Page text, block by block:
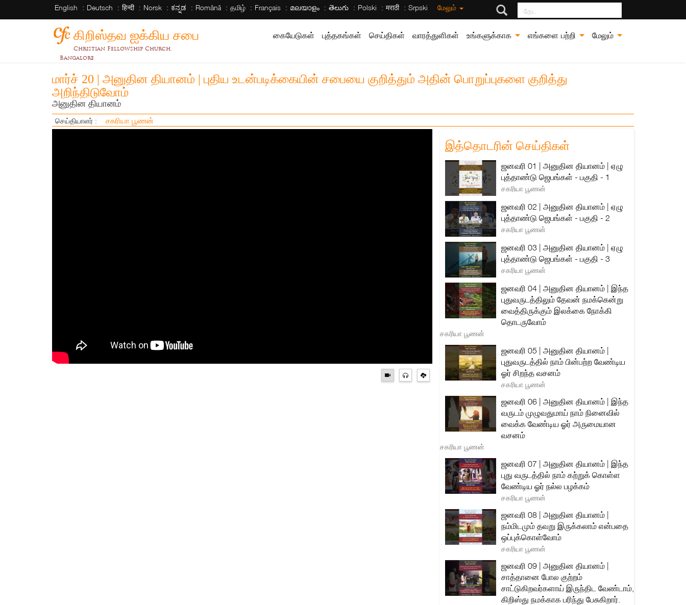
English Deutsch हिन्दी Norsk ಕನ್ನಡ Română தமிழ் Français മലയാളം తెలుగు Polski मराठी Srpski மேலும் தேட
கிறிஸ்தவ ஐக்கிய சபை
Christian Fellowship Church,
Bangalore
கையேடுகள் புத்தகங்கள் செய்திகள் வாரத்துளிகள் உங்களுக்காக எங்களை பற்றி மேலும்
மார்ச் 20 | அனுதின தியானம் | புதிய உடன்படிக்கையின் சபையை குறித்தும் அதின் பொறுப்புகளை குறித்து
அறிந்திடுவோம்
அனுதின தியானம்
செய்தியாளர் : சகரியா பூணன்
இத்தொடரின் செய்திகள்
ஜனவரி 01 | அனுதின தியானம் | ஏழு
புத்தாண்டு ஜெபங்கள் - பகுதி - 1
சகரியா பூணன்
ஜனவரி 02 | அனுதின தியானம் | ஏழு
புத்தாண்டு ஜெபங்கள் - பகுதி - 2
சகரியா பூணன்
ஜனவரி 03 | அனுதின தியானம் | ஏழு
புத்தாண்டு ஜெபங்கள் - பகுதி - 3
சகரியா பூணன்
ஜனவரி 04 | அனுதின தியானம் | இந்த
புதுவருடத்திலும் தேவன் நமக்கென்று
வைத்திருக்கும் இலக்கை நோக்கி
தொடருவோம்
சகரியா பூணன்
ஜனவரி 05 | அனுதின தியானம் |
புதுவருடத்தில் நாம் பின்பற்ற வேண்டிய
ஓர் சிறந்த வசனம்
சகரியா பூணன்
ஜனவரி 06 | அனுதின தியானம் | இந்த
வருடம் முழுவதுமாய் நாம் நினைவில்
வைக்க வேண்டிய ஓர் அருமையான
வசனம்
சகரியா பூணன்
ஜனவரி 07 | அனுதின தியானம் | இந்த
புது வருடத்தில் நாம் கற்றுக் கொள்ள
வேண்டிய ஓர் நல்ல பழக்கம்
சகரியா பூணன்
ஜனவரி 08 | அனுதின தியானம் |
நம்மிடமும் தவறு இருக்கலாம் என்பதை
ஒப்புக்கொள்வோம்
சகரியா பூணன்
ஜனவரி 09 | அனுதின தியானம் |
சாத்தானை போல குற்றம்
சாட்டுகிறவர்களாய் இருந்திட வேண்டாம்,
கிறிஸ்து நமக்காக பரிந்து பேசுகிறார்.